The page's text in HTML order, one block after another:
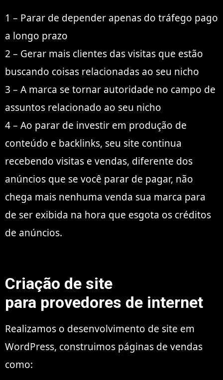
1 – Parar de depender apenas do tráfego pago
a longo prazo
2 – Gerar mais clientes das visitas que estão
buscando coisas relacionadas ao seu nicho
3 – A marca se tornar autoridade no campo de
assuntos relacionado ao seu nicho
4 – Ao parar de investir em produção de
conteúdo e backlinks, seu site continua
recebendo visitas e vendas, diferente dos
anúncios que se você parar de pagar, não
chega mais nenhuma venda sua marca para
de ser exibida na hora que esgota os créditos
de anúncios.
Criação de site
para provedores de internet
Realizamos o desenvolvimento de site em
WordPress, construimos páginas de vendas
como: